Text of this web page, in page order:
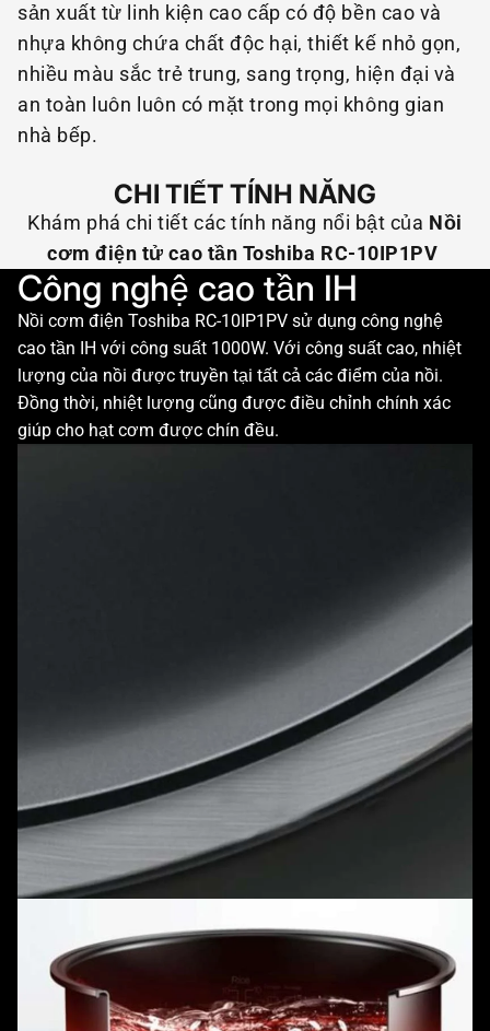
sản xuất từ linh kiện cao cấp có độ bền cao và
nhựa không chứa chất độc hại, thiết kế nhỏ gọn,
nhiều màu sắc trẻ trung, sang trọng, hiện đại và
an toàn luôn luôn có mặt trong mọi không gian
nhà bếp.
CHI TIẾT TÍNH NĂNG
Khám phá chi tiết các tính năng nổi bật của Nồi
cơm điện tử cao tần Toshiba RC-10IP1PV
Công nghệ cao tần IH
Nồi cơm điện Toshiba RC-10IP1PV sử dụng công nghệ
cao tần IH với công suất 1000W. Với công suất cao, nhiệt
lượng của nồi được truyền tại tất cả các điểm của nồi.
Đồng thời, nhiệt lượng cũng được điều chỉnh chính xác
giúp cho hạt cơm được chín đều.